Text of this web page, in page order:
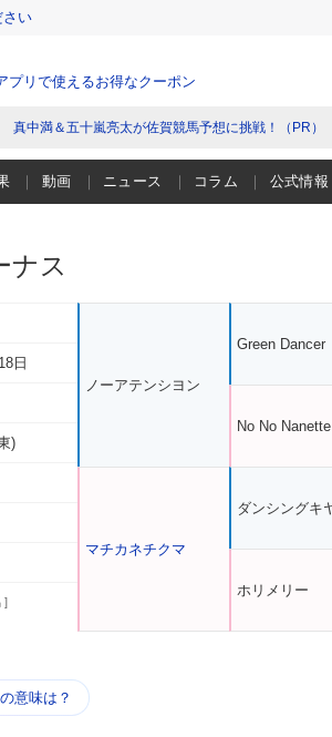
さい
プリで使えるお得なクーポン
真中満＆五十嵐亮太が佐賀競馬予想に挑戦！（PR）
動画 ニュース コラム 公式情報
ナス
日
)
]
ノーアテンシヨン
マチカネチクマ
Green Dancer
No No Nanette
ダンシングキ
ホリメリー
意味は？